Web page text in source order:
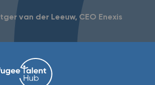
van der Leeuw CEO Enexis